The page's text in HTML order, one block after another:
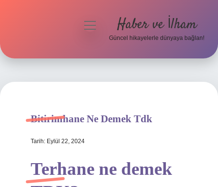
Hakkımızda
menüyü
Haber ve İlham
Güncel hikayelerle dünyaya bağlan!
Bitirimhane Ne Demek Tdk
Tarih: Eylül 22, 2024
Terhane ne demek